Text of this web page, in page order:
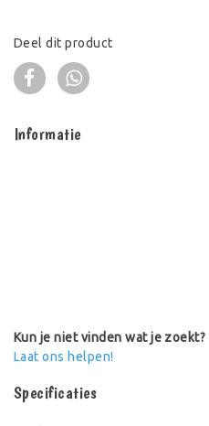
Deel dit product
Informatie
Kun je niet vinden wat je zoekt?
Laat ons helpen!
Specificaties